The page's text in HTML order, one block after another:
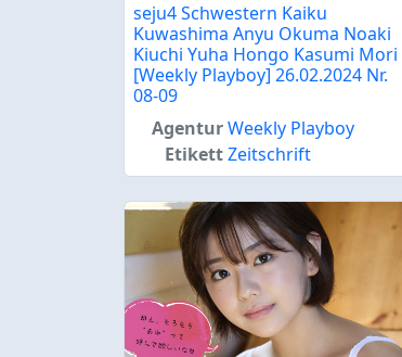
seju4 Schwestern Kaiku
Kuwashima Anyu Okuma Noaki
Kiuchi Yuha Hongo Kasumi Mori
[Weekly Playboy] 26.02.2024 Nr.
08-09
AgenturWeekly Playboy
EtikettZeitschrift